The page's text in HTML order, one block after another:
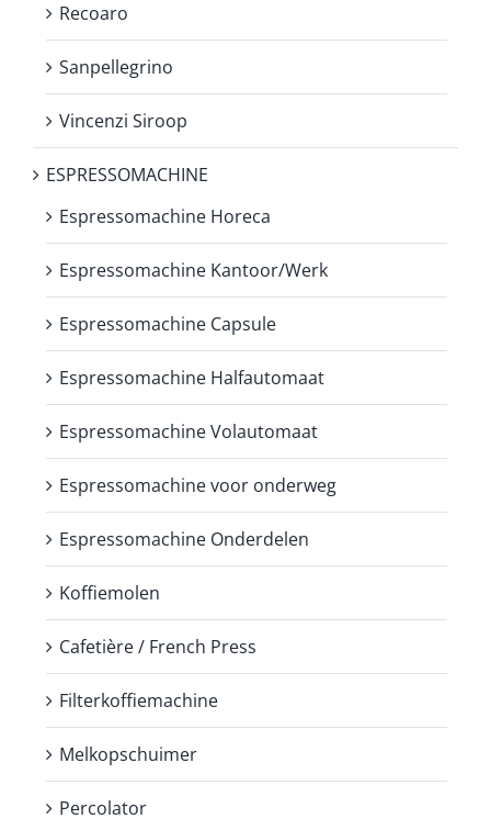
Recoaro
Sanpellegrino
Vincenzi Siroop
ESPRESSOMACHINE
Espressomachine Horeca
Espressomachine Kantoor/Werk
Espressomachine Capsule
Espressomachine Halfautomaat
Espressomachine Volautomaat
Espressomachine voor onderweg
Espressomachine Onderdelen
Koffiemolen
Cafetière / French Press
Filterkoffiemachine
Melkopschuimer
Percolator